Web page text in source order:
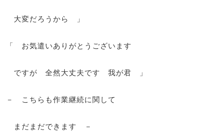
大変だろうから 」
「 お気遣いありがとうございます
ですが 全然大丈夫です 我が君 」
－ こちらも作業継続に関して
まだまだできます －